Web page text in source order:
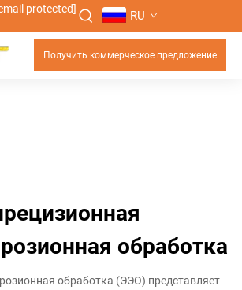
protected] RU
Получить коммерческое предложение
обработка
обработка (ЭЭО) представляет